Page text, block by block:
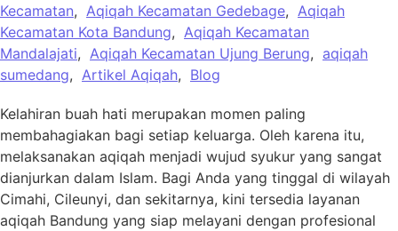
Kecamatan, Aqiqah Kecamatan Gedebage, Aqiqah
Kecamatan Kota Bandung, Aqiqah Kecamatan
Mandalajati, Aqiqah Kecamatan Ujung Berung, aqiqah
sumedang, Artikel Aqiqah, Blog
Kelahiran buah hati merupakan momen paling
membahagiakan bagi setiap keluarga. Oleh karena itu,
melaksanakan aqiqah menjadi wujud syukur yang sangat
dianjurkan dalam Islam. Bagi Anda yang tinggal di wilayah
Cimahi, Cileunyi, dan sekitarnya, kini tersedia layanan
aqiqah Bandung yang siap melayani dengan profesional